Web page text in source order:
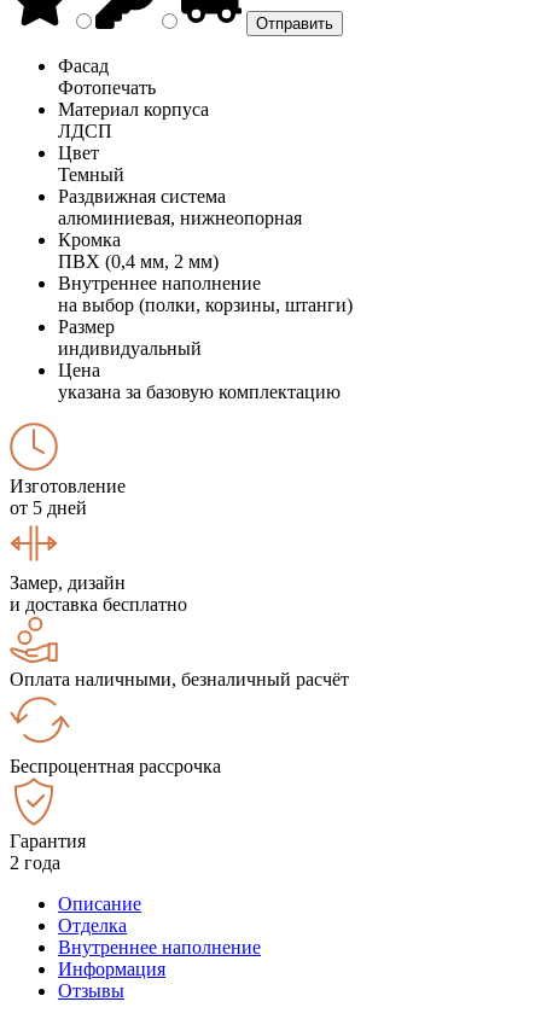
Фасад
Фотопечать
Материал корпуса
ЛДСП
Цвет
Темный
Раздвижная система
алюминиевая, нижнеопорная
Кромка
ПВХ (0,4 мм, 2 мм)
Внутреннее наполнение
на выбор (полки, корзины, штанги)
Размер
индивидуальный
Цена
указана за базовую комплектацию
Изготовление
от 5 дней
Замер, дизайн
и доставка бесплатно
Оплата наличными, безналичный расчёт
Беспроцентная рассрочка
Гарантия
2 года
Описание
Отделка
Внутреннее наполнение
Информация
Отзывы